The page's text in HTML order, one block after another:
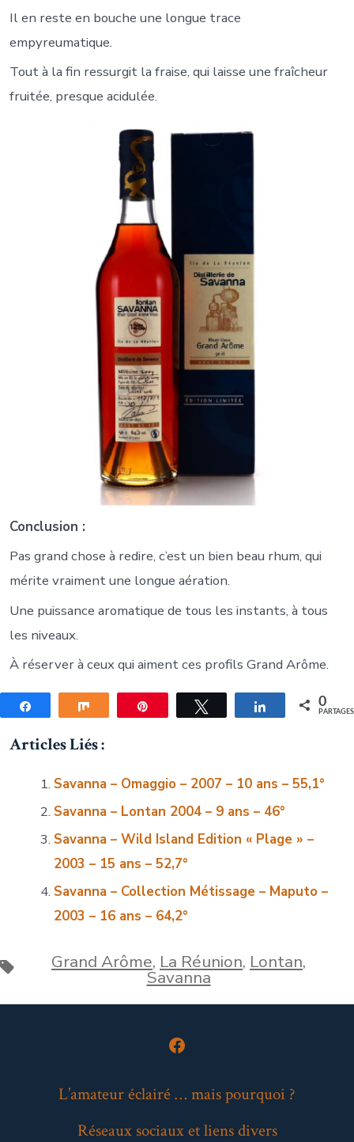
Il en reste en bouche une longue trace
empyreumatique.
Tout à la fin ressurgit la fraise, qui laisse une fraîcheur
fruitée, presque acidulée.
Conclusion :
Pas grand chose à redire, c’est un bien beau rhum, qui
mérite vraiment une longue aération.
Une puissance aromatique de tous les instants, à tous
les niveaux.
À réserver à ceux qui aiment ces profils Grand Arôme.
Partagez Partagez Tweetez Partagez 0
PARTAGES
Articles Liés :
Savanna – Omaggio – 2007 – 10 ans – 55,1°
Savanna – Lontan 2004 – 9 ans – 46°
Savanna – Wild Island Edition « Plage » –
2003 – 15 ans – 52,7°
Savanna – Collection Métissage – Maputo –
2003 – 16 ans – 64,2°
ÉtiquettesGrand Arôme, La Réunion, Lontan,
Savanna
Open
in
a
L’amateur éclairé … mais pourquoi ?
Réseaux sociaux et liens divers